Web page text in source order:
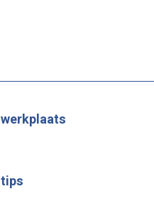
werkplaats
tips